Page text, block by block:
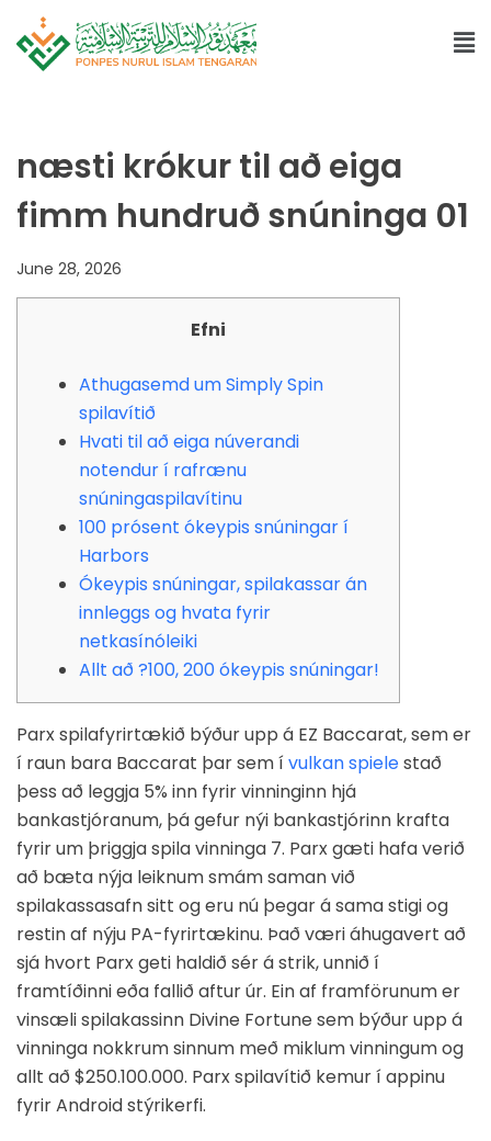
næsti krókur til að eiga
fimm hundruð snúninga 01
June 28, 2026
Efni
Athugasemd um Simply Spin
spilavítið
Hvati til að eiga núverandi
notendur í rafrænu
snúningaspilavítinu
100 prósent ókeypis snúningar í
Harbors
Ókeypis snúningar, spilakassar án
innleggs og hvata fyrir
netkasínóleiki
Allt að ?100, 200 ókeypis snúningar!
Parx spilafyrirtækið býður upp á EZ Baccarat, sem er
í raun bara Baccarat þar sem ívulkan spielestað
þess að leggja 5% inn fyrir vinninginn hjá
bankastjóranum, þá gefur nýi bankastjórinn krafta
fyrir um þriggja spila vinninga 7. Parx gæti hafa verið
að bæta nýja leiknum smám saman við
spilakassasafn sitt og eru nú þegar á sama stigi og
restin af nýju PA-fyrirtækinu. Það væri áhugavert að
sjá hvort Parx geti haldið sér á strik, unnið í
framtíðinni eða fallið aftur úr. Ein af framförunum er
vinsæli spilakassinn Divine Fortune sem býður upp á
vinninga nokkrum sinnum með miklum vinningum og
allt að $250.100.000. Parx spilavítið kemur í appinu
fyrir Android stýrikerfi.